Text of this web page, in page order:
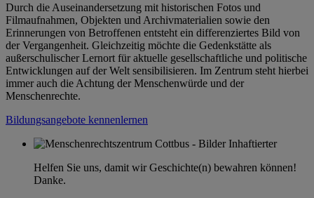
Durch die Auseinandersetzung mit historischen Fotos und
Filmaufnahmen, Objekten und Archivmaterialien sowie den
Erinnerungen von Betroffenen entsteht ein differenziertes Bild von
der Vergangenheit. Gleichzeitig möchte die Gedenkstätte als
außerschulischer Lernort für aktuelle gesellschaftliche und politische
Entwicklungen auf der Welt sensibilisieren. Im Zentrum steht hierbei
immer auch die Achtung der Menschenwürde und der
Menschenrechte.
Bildungsangebote kennenlernen
Helfen Sie uns, damit wir Geschichte(n) bewahren können!
Danke.